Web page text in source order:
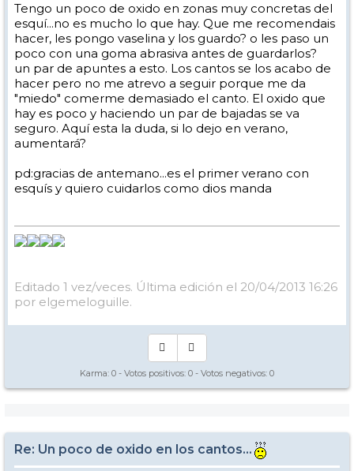
Tengo un poco de oxido en zonas muy concretas del
esquí...no es mucho lo que hay. Que me recomendais
hacer, les pongo vaselina y los guardo? o les paso un
poco con una goma abrasiva antes de guardarlos?
un par de apuntes a esto. Los cantos se los acabo de
hacer pero no me atrevo a seguir porque me da
"miedo" comerme demasiado el canto. El oxido que
hay es poco y haciendo un par de bajadas se va
seguro. Aquí esta la duda, si lo dejo en verano,
aumentará?
pd:gracias de antemano...es el primer verano con
esquís y quiero cuidarlos como dios manda
Editado 1 vez/veces. Última edición el 20/04/2013 16:26
por elgemeloguille.
Karma: 0 - Votos positivos: 0 - Votos negativos: 0
Re: Un poco de oxido en los cantos...